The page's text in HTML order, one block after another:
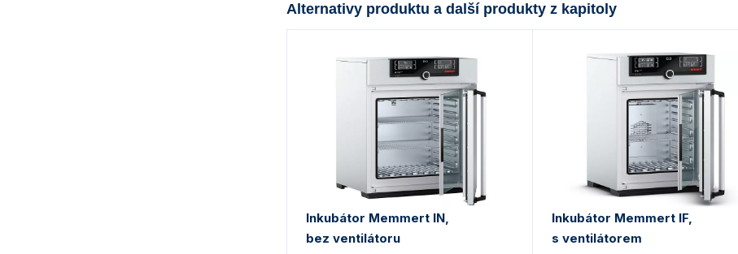
Alternativy produktu a další produkty z kapitoly
Inkubátor Memmert IN,
bez ventilátoru
Inkubátor Memmert IF,
s ventilátorem